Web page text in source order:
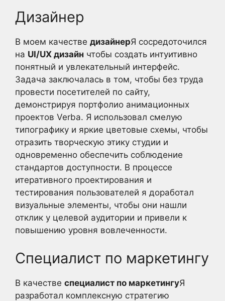
Дизайнер
В моем качестве дизайнерЯ сосредоточился
на UI/UX дизайн чтобы создать интуитивно
понятный и увлекательный интерфейс.
Задача заключалась в том, чтобы без труда
провести посетителей по сайту,
демонстрируя портфолио анимационных
проектов Verba. Я использовал смелую
типографику и яркие цветовые схемы, чтобы
отразить творческую этику студии и
одновременно обеспечить соблюдение
стандартов доступности. В процессе
итеративного проектирования и
тестирования пользователей я доработал
визуальные элементы, чтобы они нашли
отклик у целевой аудитории и привели к
повышению уровня вовлеченности.
Специалист по маркетингу
В качестве специалист по маркетингуЯ
разработал комплексную стратегию